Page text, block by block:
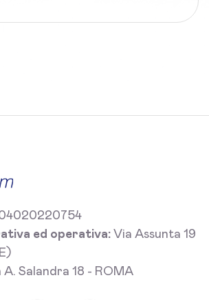
ed operativa: Via Assunta 19
A. Salandra 18 - ROMA